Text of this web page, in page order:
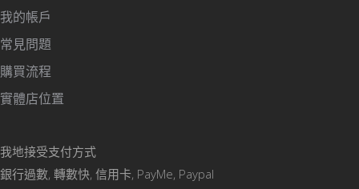
我的帳戶
常見問題
購買流程
實體店位置
我地接受支付方式
銀行過數, 轉數快, 信用卡, PayMe, Paypal